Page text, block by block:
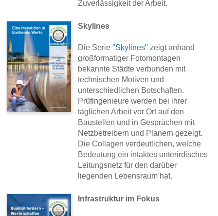
Zuverlässigkeit der Arbeit.
Skylines
Die Serie"Skylines" zeigt anhand
großformatiger Fotomontagen
bekannte Städte verbunden mit
technischen Motiven und
unterschiedlichen Botschaften.
Prüfingenieure werden bei ihrer
täglichen Arbeit vor Ort auf den
Baustellen und in Gesprächen mit
Netzbetreibern und Planern gezeigt.
Die Collagen verdeutlichen, welche
Bedeutung ein intaktes unterirdisches
Leitungsnetz für den darüber
liegenden Lebensraum hat.
Infrastruktur im Fokus